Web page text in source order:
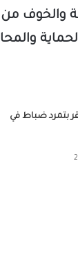
من
الحماية
بتمرد ضباط في